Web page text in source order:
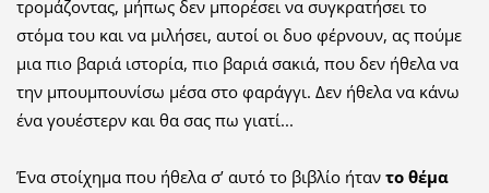
τρομάζοντας, μήπως δεν μπορέσει να συγκρατήσει το
στόμα του και να μιλήσει, αυτοί οι δυο φέρνουν, ας πούμε
μια πιο βαριά ιστορία, πιο βαριά σακιά, που δεν ήθελα να
την μπουμπουνίσω μέσα στο φαράγγι. Δεν ήθελα να κάνω
ένα γουέστερν και θα σας πω γιατί...
Ένα στοίχημα που ήθελα σ’ αυτό το βιβλίο ήταν το θέμα